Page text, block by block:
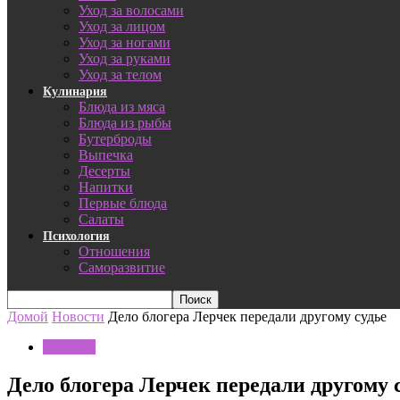
Уход за волосами
Уход за лицом
Уход за ногами
Уход за руками
Уход за телом
Кулинария
Блюда из мяса
Блюда из рыбы
Бутерброды
Выпечка
Десерты
Напитки
Первые блюда
Салаты
Психология
Отношения
Саморазвитие
Домой Новости Дело блогера Лерчек передали другому судье
Дело блогера Лерчек передали другому